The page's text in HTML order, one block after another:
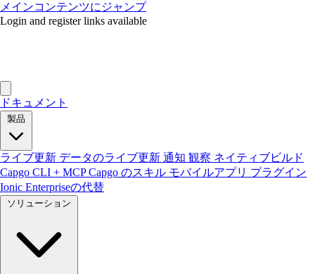
メインコンテンツにジャンプ
Login and register links available
ドキュメント
製品
ライブ更新 データのライブ更新 通知 観察 ネイティブビルド
Capgo CLI + MCPCapgo のスキル モバイルアプリ プラグイン
Ionic Enterpriseの代替
ソリューション